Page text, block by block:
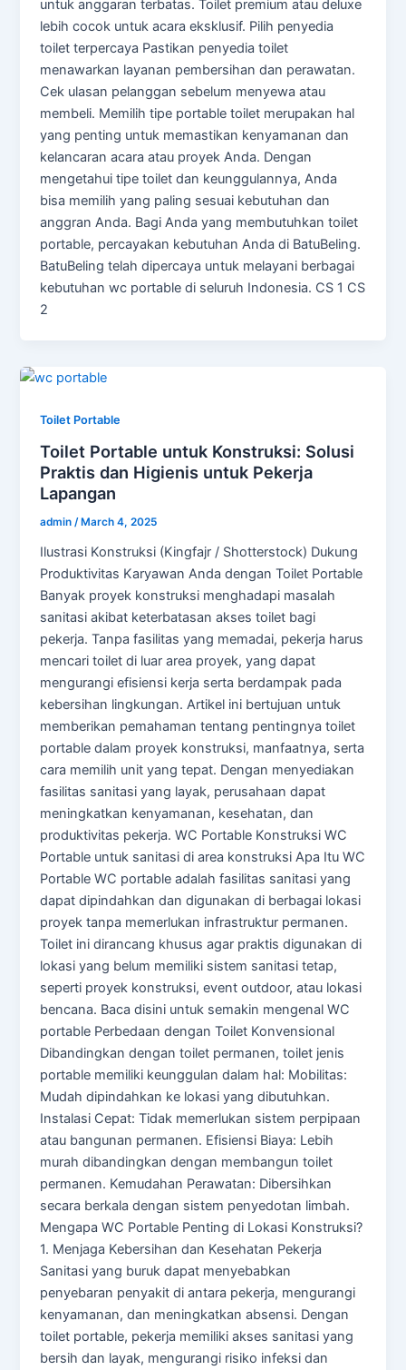
untuk anggaran terbatas. Toilet premium atau deluxe
lebih cocok untuk acara eksklusif. Pilih penyedia
toilet terpercaya Pastikan penyedia toilet
menawarkan layanan pembersihan dan perawatan.
Cek ulasan pelanggan sebelum menyewa atau
membeli. Memilih tipe portable toilet merupakan hal
yang penting untuk memastikan kenyamanan dan
kelancaran acara atau proyek Anda. Dengan
mengetahui tipe toilet dan keunggulannya, Anda
bisa memilih yang paling sesuai kebutuhan dan
anggran Anda. Bagi Anda yang membutuhkan toilet
portable, percayakan kebutuhan Anda di BatuBeling.
BatuBeling telah dipercaya untuk melayani berbagai
kebutuhan wc portable di seluruh Indonesia. CS 1 CS
2
Toilet Portable
Toilet Portable untuk Konstruksi: Solusi
Praktis dan Higienis untuk Pekerja
Lapangan
admin/ March 4, 2025
Ilustrasi Konstruksi (Kingfajr / Shotterstock) Dukung
Produktivitas Karyawan Anda dengan Toilet Portable
Banyak proyek konstruksi menghadapi masalah
sanitasi akibat keterbatasan akses toilet bagi
pekerja. Tanpa fasilitas yang memadai, pekerja harus
mencari toilet di luar area proyek, yang dapat
mengurangi efisiensi kerja serta berdampak pada
kebersihan lingkungan. Artikel ini bertujuan untuk
memberikan pemahaman tentang pentingnya toilet
portable dalam proyek konstruksi, manfaatnya, serta
cara memilih unit yang tepat. Dengan menyediakan
fasilitas sanitasi yang layak, perusahaan dapat
meningkatkan kenyamanan, kesehatan, dan
produktivitas pekerja. WC Portable Konstruksi WC
Portable untuk sanitasi di area konstruksi Apa Itu WC
Portable WC portable adalah fasilitas sanitasi yang
dapat dipindahkan dan digunakan di berbagai lokasi
proyek tanpa memerlukan infrastruktur permanen.
Toilet ini dirancang khusus agar praktis digunakan di
lokasi yang belum memiliki sistem sanitasi tetap,
seperti proyek konstruksi, event outdoor, atau lokasi
bencana. Baca disini untuk semakin mengenal WC
portable Perbedaan dengan Toilet Konvensional
Dibandingkan dengan toilet permanen, toilet jenis
portable memiliki keunggulan dalam hal: Mobilitas:
Mudah dipindahkan ke lokasi yang dibutuhkan.
Instalasi Cepat: Tidak memerlukan sistem perpipaan
atau bangunan permanen. Efisiensi Biaya: Lebih
murah dibandingkan dengan membangun toilet
permanen. Kemudahan Perawatan: Dibersihkan
secara berkala dengan sistem penyedotan limbah.
Mengapa WC Portable Penting di Lokasi Konstruksi?
1. Menjaga Kebersihan dan Kesehatan Pekerja
Sanitasi yang buruk dapat menyebabkan
penyebaran penyakit di antara pekerja, mengurangi
kenyamanan, dan meningkatkan absensi. Dengan
toilet portable, pekerja memiliki akses sanitasi yang
bersih dan layak, mengurangi risiko infeksi dan